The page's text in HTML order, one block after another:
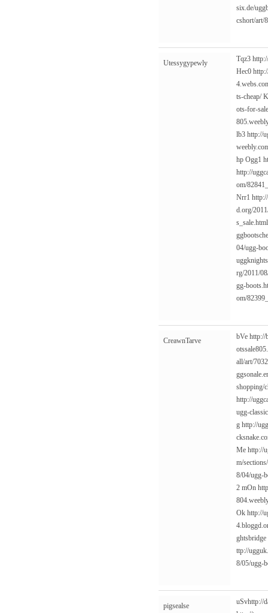
six.de/
cshort/art/
Utessygypewly Tqz3
Hec0
ts-cheap/
ots-for-
lb3 http://
hp Ogg1
http://
om/
Nrr1
d.org/
s_sale.html
04/ugg-
rg/2011/
gg-
om/
CreawnTarve bVe http://
all/art/
shopping/
http://
ugg-
g http://
Me http://
m/
8/04/ugg-
2 mOn
Ok http://
ghtsbridge
ttp://
8/05/ugg-
pigsealse uSvhttp://